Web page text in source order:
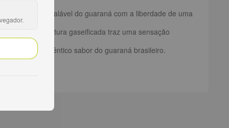
o sabor inigualável do guaraná com a liberdade de uma
Sua textura gaseificada traz uma sensação
e com o autêntico sabor do guaraná brasileiro.